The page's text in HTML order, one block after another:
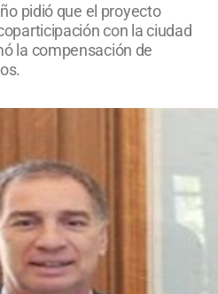
pidió que el proyecto
con la ciudad
la compensación de